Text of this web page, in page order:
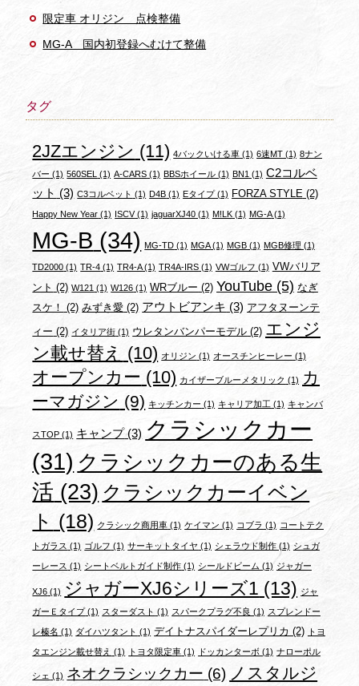
限定車 オリジン 点検整備
MG-A 国内初登録へむけて整備
タグ
2JZエンジン (11) 4バックいける車 (1) 6速MT (1) 8ナン
バー (1) 560SEL (1) A-CARS (1) BBSホイール(1) BN1 (1) C2コルベ
ット (3) C3コルベット (1) D4B (1) Eタイプ(1) FORZA STYLE (2)
Happy New Year (1) ISCV(1) jaguarXJ40(1) M!LK(1) MG-A(1)
MG-B (34) MG-TD (1) MGA(1) MGB (1) MGB修理 (1)
TD2000 (1) TR-4 (1) TR4-A(1) TR4A-IRS(1) VWゴルフ (1) VWバリア
ント (2) W121 (1) W126 (1) WRブルー (2) YouTube(5) なぎ
スケ！ (2) みずき愛 (2) アウトビアンキ (3) アフタヌーンテ
ィー (2) イタリア街 (1) ウレタンバンパーモデル (2) エンジ
ン載せ替え (10) オリジン (1) オースチンヒーレー (1)
オープンカー (10) カイザーブルーメタリック (1) カ
ーマガジン (9) キッチンカー (1) キャリア加工 (1) キャンバ
スTOP (1) キャンプ(3) クラシックカー
(31) クラシックカーのある生
活 (23) クラシックカーイベン
ト (18) クラシック商用車 (1) ケイマン (1) コブラ (1) コートテク
トガラス (1) ゴルフ (1) サーキットタイヤ (1) シェラウド制作(1) シュガ
ーレース (1) シートベルトガイド制作 (1) シールドビーム (1) ジャガー
XJ6 (1) ジャガーXJ6シリーズ1 (13) ジャ
ガーＥタイプ(1) スターダスト (1) スパークプラグ不良 (1) スプレンドー
レ榛名 (1) ダイハツタント (1) デイトナスパイダーレプリカ (2) トヨ
タエンジン載せ替え (1) トヨタ限定車 (1) ドッカンターボ (1) ナローポル
シェ (1) ネオクラシックカー (6) ノスタルジ